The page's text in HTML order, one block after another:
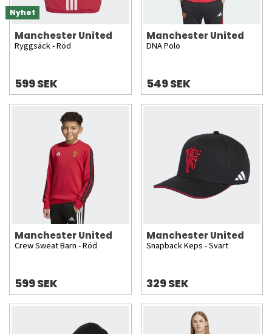
Nyhet
Manchester United
Ryggsäck - Röd
599 SEK
Manchester United
DNA Polo
549 SEK
Manchester United
Crew Sweat Barn - Röd
599 SEK
Manchester United
Snapback Keps - Svart
329 SEK